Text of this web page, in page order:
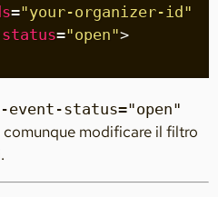
="your-organizer-id"
="open">
event-status="open"
modificare il filtro